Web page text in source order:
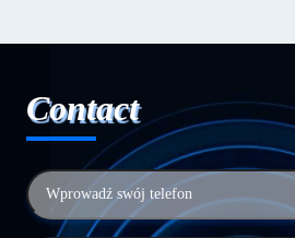
Contact